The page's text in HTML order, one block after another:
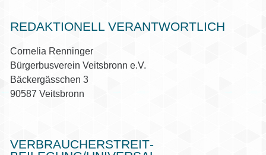
REDAKTIONELL VERANTWORTLICH
Cornelia Renninger
Bürgerbusverein Veitsbronn e.V.
Bäckergässchen 3
90587 Veitsbronn
VERBRAUCHER­STREIT­